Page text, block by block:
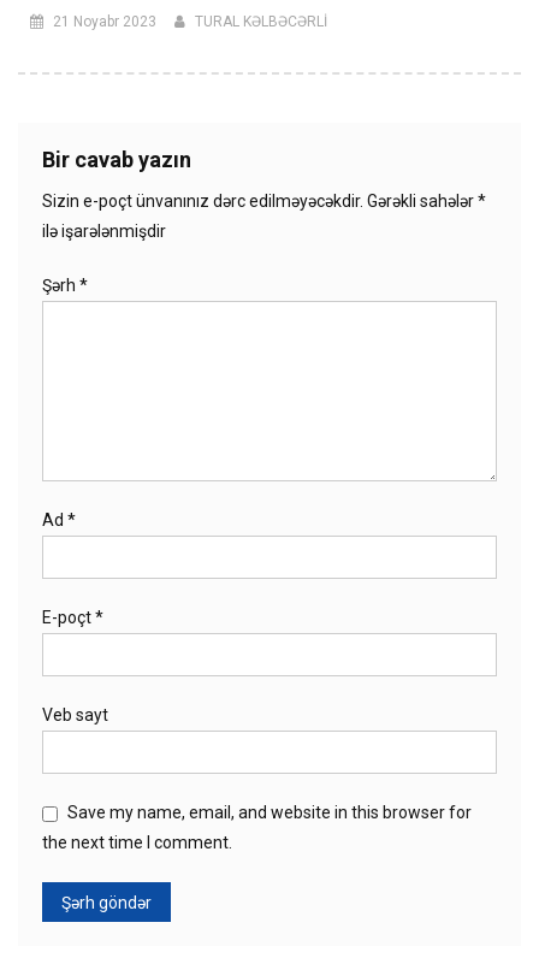
21 Noyabr 2023 TURAL KƏLBƏCƏRLİ
Bir cavab yazın
Sizin e-poçt ünvanınız dərc edilməyəcəkdir. Gərəkli sahələr*
ilə işarələnmişdir
Şərh *
Ad *
E-poçt*
Veb sayt
Save my name, email, and website in this browser for
the next time I comment.